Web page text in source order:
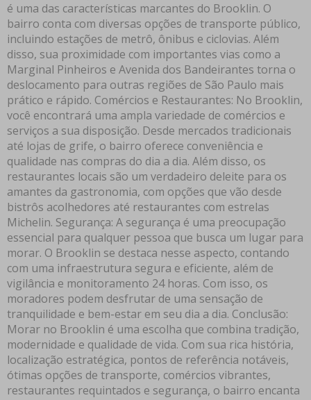
é uma das características marcantes do Brooklin. O
bairro conta com diversas opções de transporte público,
incluindo estações de metrô, ônibus e ciclovias. Além
disso, sua proximidade com importantes vias como a
Marginal Pinheiros e Avenida dos Bandeirantes torna o
deslocamento para outras regiões de São Paulo mais
prático e rápido. Comércios e Restaurantes: No Brooklin,
você encontrará uma ampla variedade de comércios e
serviços a sua disposição. Desde mercados tradicionais
até lojas de grife, o bairro oferece conveniência e
qualidade nas compras do dia a dia. Além disso, os
restaurantes locais são um verdadeiro deleite para os
amantes da gastronomia, com opções que vão desde
bistrôs acolhedores até restaurantes com estrelas
Michelin. Segurança: A segurança é uma preocupação
essencial para qualquer pessoa que busca um lugar para
morar. O Brooklin se destaca nesse aspecto, contando
com uma infraestrutura segura e eficiente, além de
vigilância e monitoramento 24 horas. Com isso, os
moradores podem desfrutar de uma sensação de
tranquilidade e bem-estar em seu dia a dia. Conclusão:
Morar no Brooklin é uma escolha que combina tradição,
modernidade e qualidade de vida. Com sua rica história,
localização estratégica, pontos de referência notáveis,
ótimas opções de transporte, comércios vibrantes,
restaurantes requintados e segurança, o bairro encanta